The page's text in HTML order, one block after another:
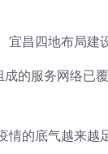
昌四地布局建
的服务网络
的底气越来